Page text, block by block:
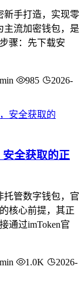
新手打造，实现零
主流加密钱包，是
骤：先下载安
985
2026-
全获取的正
托管数字钱包，官
核心前提，其正
通过imToken官
1.0K
2026-